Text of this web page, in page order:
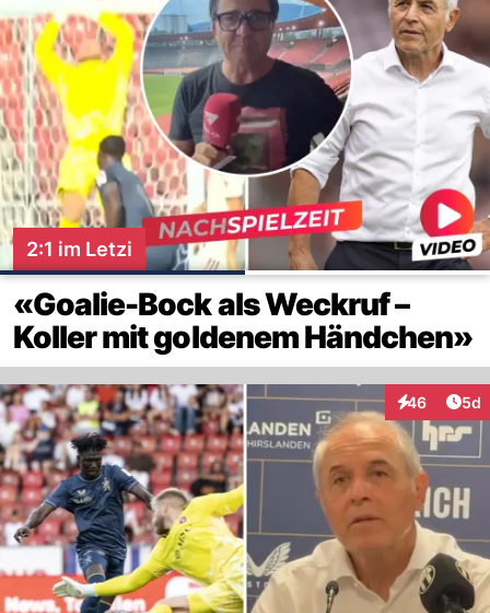
2:1 im Letzi
«Goalie-Bock als Weckruf –
Koller mit goldenem Händchen»
46
Interaktionen
5d